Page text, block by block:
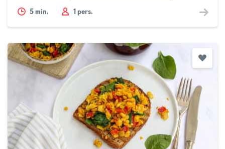
5 min. 1 pers.